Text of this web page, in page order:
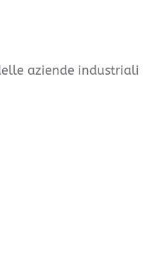
aziende industriali